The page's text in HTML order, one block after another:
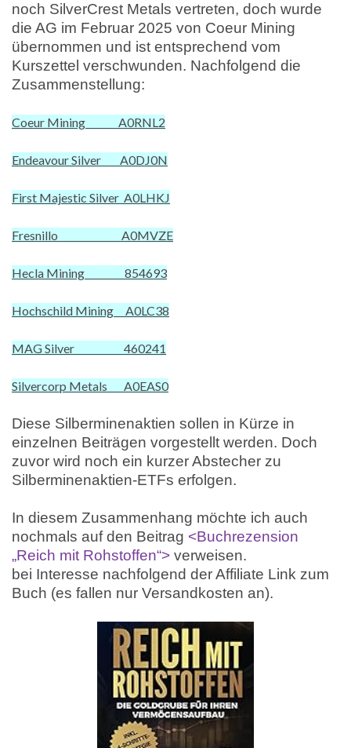
noch SilverCrest Metals vertreten, doch wurde
die AG im Februar 2025 von Coeur Mining
übernommen und ist entsprechend vom
Kurszettel verschwunden. Nachfolgend die
Zusammenstellung:
Coeur Mining A0RNL2
Endeavour Silver A0DJ0N
First Majestic Silver A0LHKJ
Fresnillo A0MVZE
Hecla Mining 854693
Hochschild Mining A0LC38
MAG Silver 460241
Silvercorp Metals A0EAS0
Diese Silberminenaktien sollen in Kürze in
einzelnen Beiträgen vorgestellt werden. Doch
zuvor wird noch ein kurzer Abstecher zu
Silberminenaktien-ETFs erfolgen.
In diesem Zusammenhang möchte ich auch
nochmals auf den Beitrag <Buchrezension
„Reich mit Rohstoffen“> verweisen.
bei Interesse nachfolgend der Affiliate Link zum
Buch (es fallen nur Versandkosten an).